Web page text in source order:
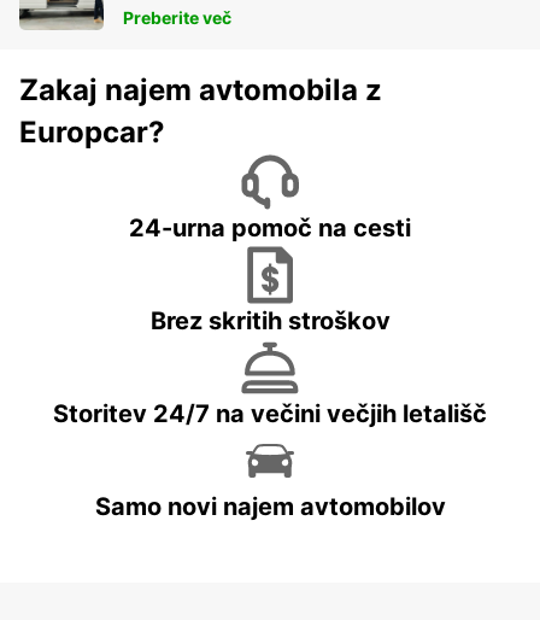
Preberite več
Zakaj najem avtomobila z
Europcar?
24-urna pomoč na cesti
Brez skritih stroškov
Storitev 24/7 na večini večjih letališč
Samo novi najem avtomobilov